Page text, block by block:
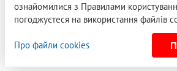
ознайомилися з Правилами
погоджуєтеся на використання файлів
Про файли cookies